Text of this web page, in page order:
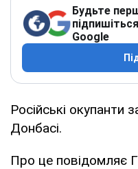
Будьте
Google
Російські окупанти
Донбасі.
Про це повідомляє